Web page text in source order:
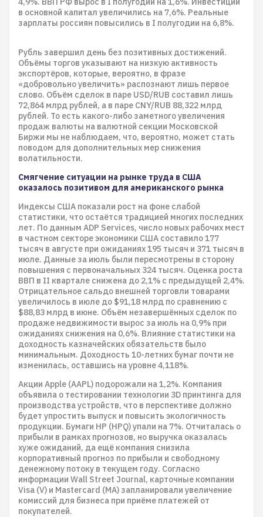
в основной капитал увеличились на 7,6%. Реальные
зарплаты россиян повысились в I полугодии на 6,8%.
Рубль завершил день без позитивных достижений.
Объёмы торгов указывают на низкую активность
экспортёров, которые, вероятно, в фразе
«добровольно увеличить» распознают лишь первое
слово. Объём сделок в паре USD/RUB составил лишь
72,864 млрд рублей, а в паре CNY/RUB 88,322 млрд
рублей. То есть какого-либо заметного увеличения
продаж валюты на валютной секции Московской
Биржи мы не наблюдаем, что, вероятно, может стать
поводом для дополнительных мер снижения
волатильности.
Смягчение ситуации на рынке труда в США
оказалось позитивом для американского рынка
Индексы США показали рост на фоне слабой
статистики, что остаётся традицией многих последних
лет. По данным ADP Services, число новых рабочих мест
в частном секторе экономики США составило 177
тысяч в августе при ожиданиях 195 тысяч и 371 тысяч в
июле. Данные за июль были пересмотрены в сторону
повышения с первоначальных 324 тысяч. Оценка роста
ВВП в II квартале снижена до 2,1% с предыдущей 2,4%.
Отрицательное сальдо внешней торговли товарами
увеличилось в июле до $91,18 млрд по сравнению с
$88,83 млрд в июне. Объём незавершённых сделок по
продаже недвижимости вырос за июль на 0,9% при
ожиданиях снижения на 0,6%. Влияние статистики на
доходность казначейских обязательств было
минимальным. Доходность 10-летних бумаг почти не
изменилась, оставшись на уровне 4,118%.
Акции Apple (AAPL) подорожали на 1,2%. Компания
объявила о тестировании технологии 3D принтинга для
производства устройств, что в перспективе должно
будет упростить выпуск и повысить экологичность
продукции. Бумаги HP (HPQ) упали на 7%. Отчиталась о
прибыли в рамках прогнозов, но выручка оказалась
хуже ожиданий, да ещё компания снизила
корпоративный прогноз по прибыли и свободному
денежному потоку в текущем году. Согласно
информации Wall Street Journal, карточные компании
Visa (V) и Mastercard (MA) запланировали увеличение
комиссий для бизнеса при приёме платежей от
покупателей.